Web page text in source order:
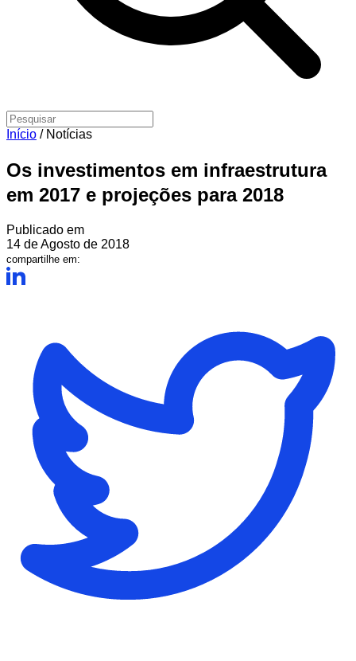
Início / Notícias
Os investimentos em infraestrutura
em 2017 e projeções para 2018
Publicado em
14 de Agosto de 2018
compartilhe em: